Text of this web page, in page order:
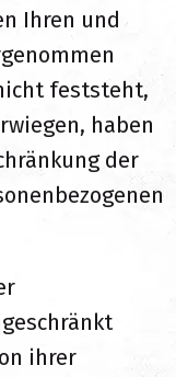
Ihren und
feststeht,
haben
der
ihrer